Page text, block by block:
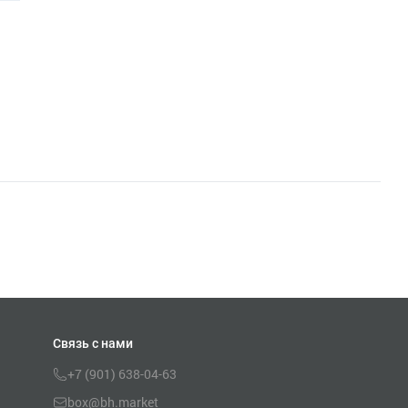
Связь с нами
+7 (901) 638-04-63
box@bh.market